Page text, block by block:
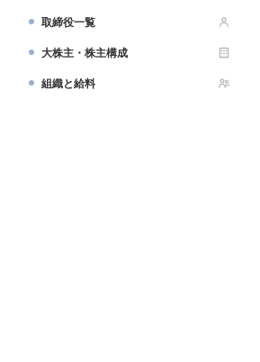
取締役一覧
大株主・株主構成
組織と給料